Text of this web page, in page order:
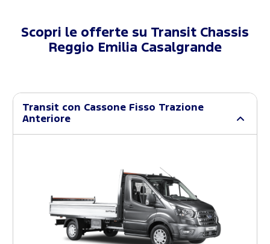
Scopri le offerte su Transit Chassis
Reggio Emilia Casalgrande
Transit con Cassone Fisso Trazione
Anteriore